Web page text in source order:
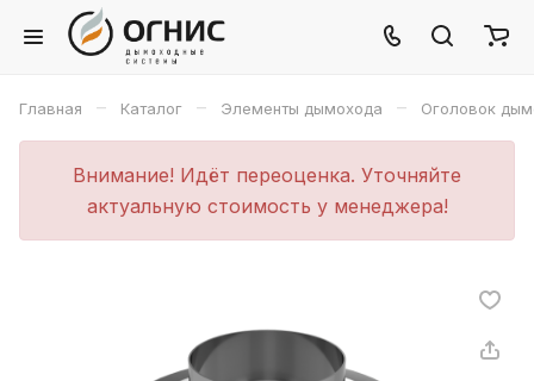
Главная – Каталог – Элементы дымохода – Оголовок
Внимание! Идёт переоценка. Уточняйте
актуальную стоимость у менеджера!